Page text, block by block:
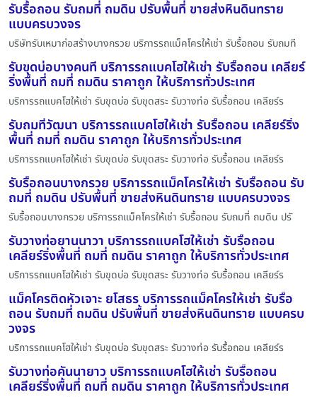
รับรื้อถอน รับถมที่ ถมดิน ปรับพื้นที่ ขายส่งหินดินทราย
แบบครบวงจร
บริษัทรับเหมาก่อสร้างบางกรวย บริการรถแม็คโครให้เช่า รับรื้อถอน รับถมที
รับขุดบ่อบางคนที บริการรถแบคโฮให้เช่า รับรื้อถอน เคลียร์
ริ่งพื้นที่ ถมที่ ถมดิน ราคาถูก ให้บริการทั่วประเทศ
บริการรถแบคโฮให้เช่า รับขุดบ่อ รับขุดสระ รับวางท่อ รับรื้อถอน เคลียร์ร
รับถมที่วัฒนา บริการรถแบคโฮให้เช่า รับรื้อถอน เคลียร์ริ่ง
พื้นที่ ถมที่ ถมดิน ราคาถูก ให้บริการทั่วประเทศ
บริการรถแบคโฮให้เช่า รับขุดบ่อ รับขุดสระ รับวางท่อ รับรื้อถอน เคลียร์ร
รับรื้อถอนบางกรวย บริการรถแม็คโครให้เช่า รับรื้อถอน รับ
ถมที่ ถมดิน ปรับพื้นที่ ขายส่งหินดินทราย แบบครบวงจร
รับรื้อถอนบางกรวย บริการรถแม็คโครให้เช่า รับรื้อถอน รับถมที่ ถมดิน ปรั
รับวางท่อยานนาวา บริการรถแบคโฮให้เช่า รับรื้อถอน
เคลียร์ริ่งพื้นที่ ถมที่ ถมดิน ราคาถูก ให้บริการทั่วประเทศ
บริการรถแบคโฮให้เช่า รับขุดบ่อ รับขุดสระ รับวางท่อ รับรื้อถอน เคลียร์ร
แม็คโครติดหัวเจาะ ยโสธร บริการรถแม็คโครให้เช่า รับรื้อ
ถอน รับถมที่ ถมดิน ปรับพื้นที่ ขายส่งหินดินทราย แบบครบ
วงจร
บริการรถแบคโฮให้เช่า รับขุดบ่อ รับขุดสระ รับวางท่อ รับรื้อถอน เคลียร์ร
รับวางท่อคันนายาว บริการรถแบคโฮให้เช่า รับรื้อถอน
เคลียร์ริ่งพื้นที่ ถมที่ ถมดิน ราคาถูก ให้บริการทั่วประเทศ